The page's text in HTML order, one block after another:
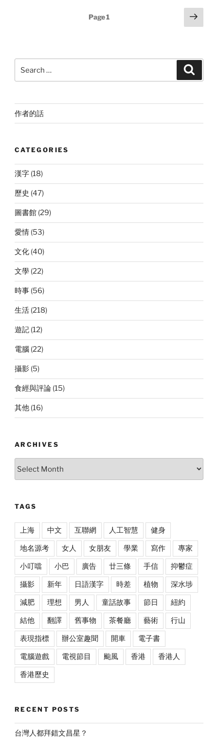
Page1
Next
page
for:
作者的話
CATEGORIES
漢字 (18)
歷史 (47)
圖書館 (29)
愛情 (53)
文化 (40)
文學 (22)
時事 (56)
生活 (218)
遊記 (12)
電腦 (22)
攝影 (5)
食經與評論 (15)
其他 (16)
ARCHIVES
TAGS
上海 中文 互聯網 人工智慧 健身
地名源考 女人 女朋友 學業 寫作 專家
小叮噹 小巴 廣告 廿三條 手信 抑鬱症
攝影 新年 日語漢字 時差 植物 深水埗
減肥 理想 男人 童話故事 節日 紐約
結他 翻譯 舊事物 茶餐廳 藝術 行山
表現指標 辦公室趣聞 開車 電子書
電腦遊戲 電視節目 颱風 香港 香港人
香港歷史
RECENT POSTS
台灣人都拜錯文昌星？